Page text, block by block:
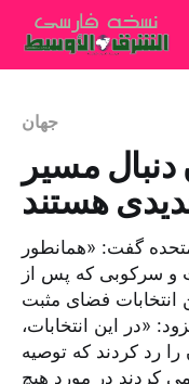
جهان
دنبال مسیر
هستند
گفت: «همانطور
و سرکوبی که پس از
افتاد، این انتخابات فضای مثبت
«در این انتخابات،
را رد کردند که توصیه